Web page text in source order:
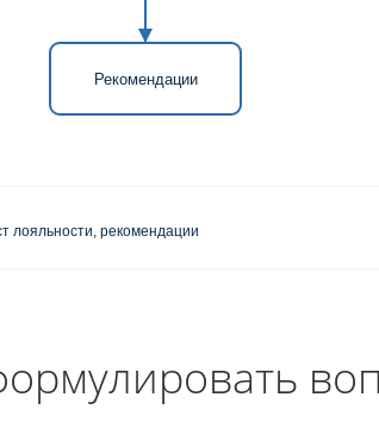
Рекомендации
лояльности, рекомендации